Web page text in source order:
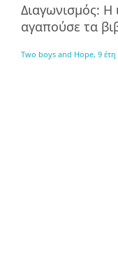
Διαγωνισμός: Η
αγαπούσε τα
Two boys and Hope, 9